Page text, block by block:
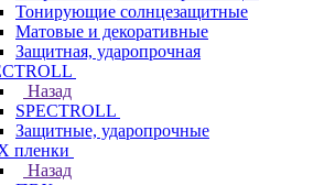
Тонирующие солнцезащитные
Матовые и декоративные
Защитная, ударопрочная
Назад
SPECTROLL
Защитные, ударопрочные
пленки
Назад